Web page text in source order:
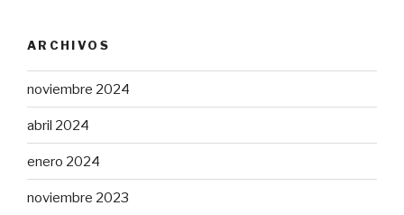
ARCHIVOS
noviembre 2024
abril 2024
enero 2024
noviembre 2023